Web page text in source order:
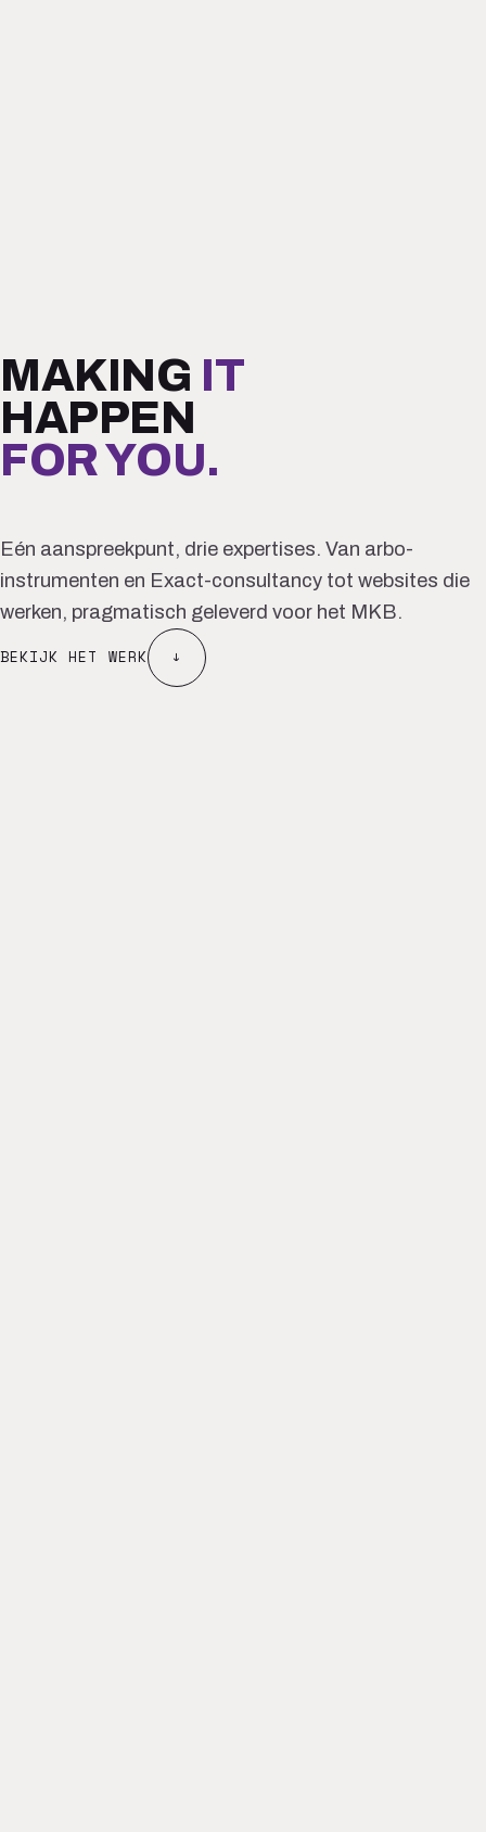
MAKING IT
HAPPEN
FOR YOU.
Eén aanspreekpunt, drie expertises. Van arbo-
instrumenten en Exact-consultancy tot websites die
werken, pragmatisch geleverd voor het MKB.
BEKIJK HET WERK ↓